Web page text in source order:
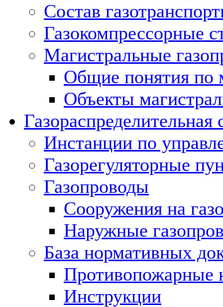
Состав
Газокомпрессорные
Магистральные
Общие понятия по
Объекты
Газораспределительная
Инстанции по
Газорегуляторные
Газопроводы
Сооружения на
Наружные
База нормативных
Противопожарные
Инструкции